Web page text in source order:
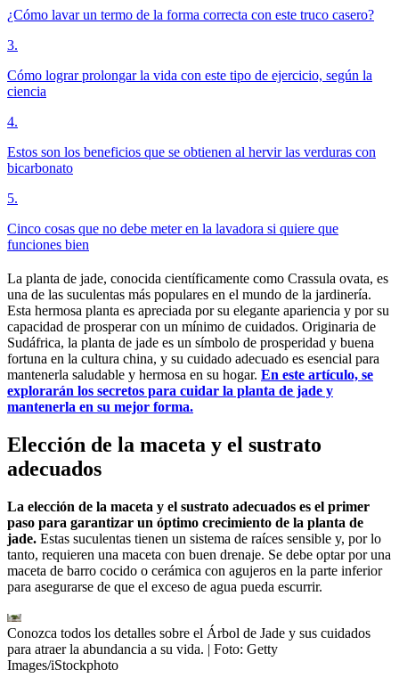
¿Cómo lavar un termo de la forma correcta con este truco casero?
3.
Cómo lograr prolongar la vida con este tipo de ejercicio, según la
ciencia
4.
Estos son los beneficios que se obtienen al hervir las verduras con
bicarbonato
5.
Cinco cosas que no debe meter en la lavadora si quiere que
funciones bien
La planta de jade, conocida científicamente como Crassula ovata, es
una de las suculentas más populares en el mundo de la jardinería.
Esta hermosa planta es apreciada por su elegante apariencia y por su
capacidad de prosperar con un mínimo de cuidados. Originaria de
Sudáfrica, la planta de jade es un símbolo de prosperidad y buena
fortuna en la cultura china, y su cuidado adecuado es esencial para
mantenerla saludable y hermosa en su hogar. En este artículo, se
explorarán los secretos para cuidar la planta de jade y
mantenerla en su mejor forma.
Elección de la maceta y el sustrato
adecuados
La elección de la maceta y el sustrato adecuados es el primer
paso para garantizar un óptimo crecimiento de la planta de
jade. Estas suculentas tienen un sistema de raíces sensible y, por lo
tanto, requieren una maceta con buen drenaje. Se debe optar por una
maceta de barro cocido o cerámica con agujeros en la parte inferior
para asegurarse de que el exceso de agua pueda escurrir.
Conozca todos los detalles sobre el Árbol de Jade y sus cuidados
para atraer la abundancia a su vida. | Foto: Getty
Images/iStockphoto